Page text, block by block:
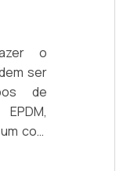
o
ser
de
com
de